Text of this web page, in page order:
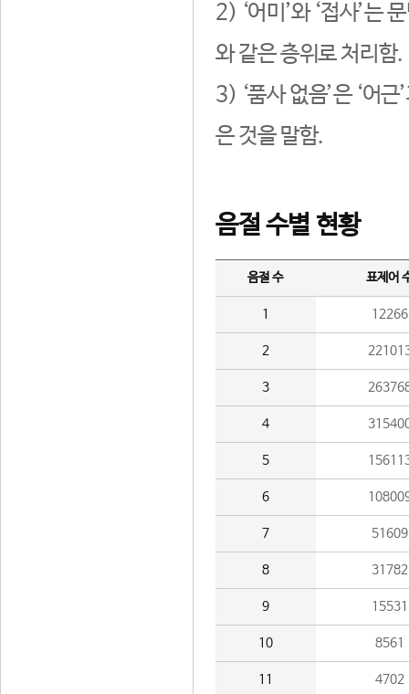
2) ‘어미’와 ‘접사’는
와 같은 층위로 처리함.
3) ‘품사 없음’은 ‘어
은 것을 말함.
음절 수별 현황
음절 수 표제어
1 12266
2
3
4
5
6
7 51609
8 31782
9 15531
10 8561
11 4702